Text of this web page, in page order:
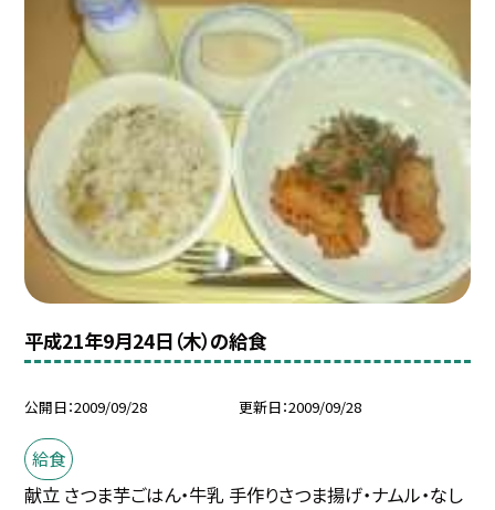
平成21年9月24日（木）の給食
公開日 2009/09/28 更新日 2009/09/28
給食
献立 さつま芋ごはん・牛乳 手作りさつま揚げ・ナムル・なし